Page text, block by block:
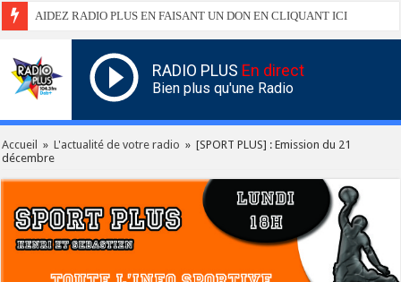
AIDEZ RADIO PLUS EN FAISANT UN DON EN CLIQUANT ICI
RADIO PLUS En direct
Bien plus qu'une Radio
Accueil » L'actualité de votre radio » [SPORT PLUS] : Emission du 21
décembre